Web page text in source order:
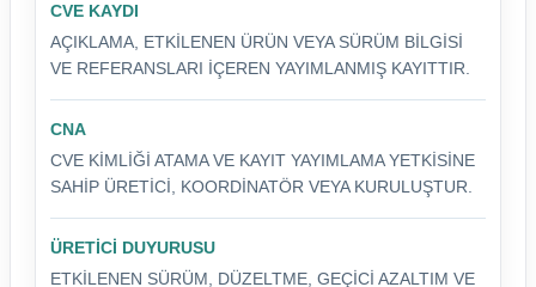
CVE KAYDI
AÇIKLAMA, ETKILENEN ÜRÜN VEYA SÜRÜM BILGISI
VE REFERANSLARI IÇEREN YAYIMLANMIŞ KAYITTIR.
CNA
CVE KIMLIĞI ATAMA VE KAYIT YAYIMLAMA YETKISINE
SAHIP ÜRETICI, KOORDINATÖR VEYA KURULUŞTUR.
ÜRETICI DUYURUSU
ETKILENEN SÜRÜM, DÜZELTME, GEÇICI AZALTIM VE